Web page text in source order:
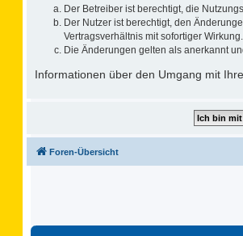
Der Betreiber ist berechtigt, die
Der Nutzer ist berechtigt, den
Vertragsverhältnis mit sofortiger Wirkung.
Die Änderungen gelten als anerkannt
Informationen über den Umgang mit
Foren-Übersicht